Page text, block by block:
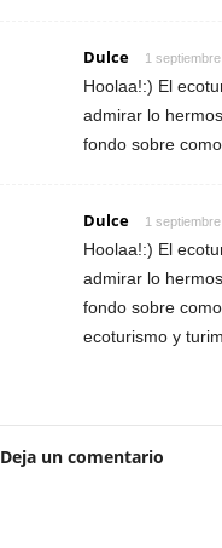
Dulce 1
Hoolaa!:) El
admirar lo
fondo sobre
Dulce 1
Hoolaa!:) El
admirar lo
fondo sobre
ecoturismo y
Deja un comentario